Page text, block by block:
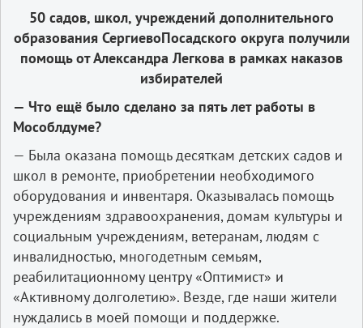
50 садов, школ, учреждений дополнительного
образования СергиевоПосадского округа получили
помощь от Александра Легкова в рамках наказов
избирателей
— Что ещё было сделано за пять лет работы в
Мособлдуме?
— Была оказана помощь десяткам детских садов и
школ в ремонте, приобретении необходимого
оборудования и инвентаря. Оказывалась помощь
учреждениям здравоохранения, домам культуры и
социальным учреждениям, ветеранам, людям с
инвалидностью, многодетным семьям,
реабилитационному центру «Оптимист» и
«Активному долголетию». Везде, где наши жители
нуждались в моей помощи и поддержке.